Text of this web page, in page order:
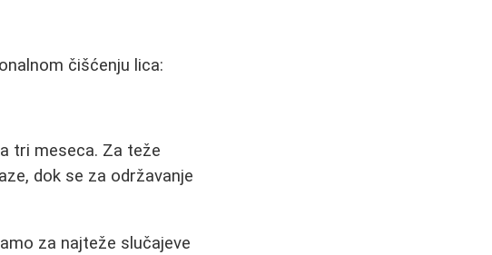
čišćenju lica:
tri meseca. Za teže
dok se za održavanje
za najteže slučajeve